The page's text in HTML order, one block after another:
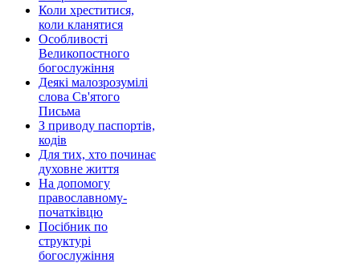
Коли хреститися,
коли кланятися
Особливості
Великопостного
богослужіння
Деякі малозрозумілі
слова Св'ятого
Письма
З приводу паспортів,
кодів
Для тих, хто починає
духовне життя
На допомогу
православному-
початківцю
Посібник по
структурі
богослужіння